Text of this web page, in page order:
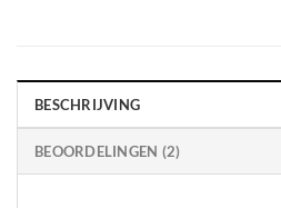
BESCHRIJVING
BEOORDELINGEN (2)